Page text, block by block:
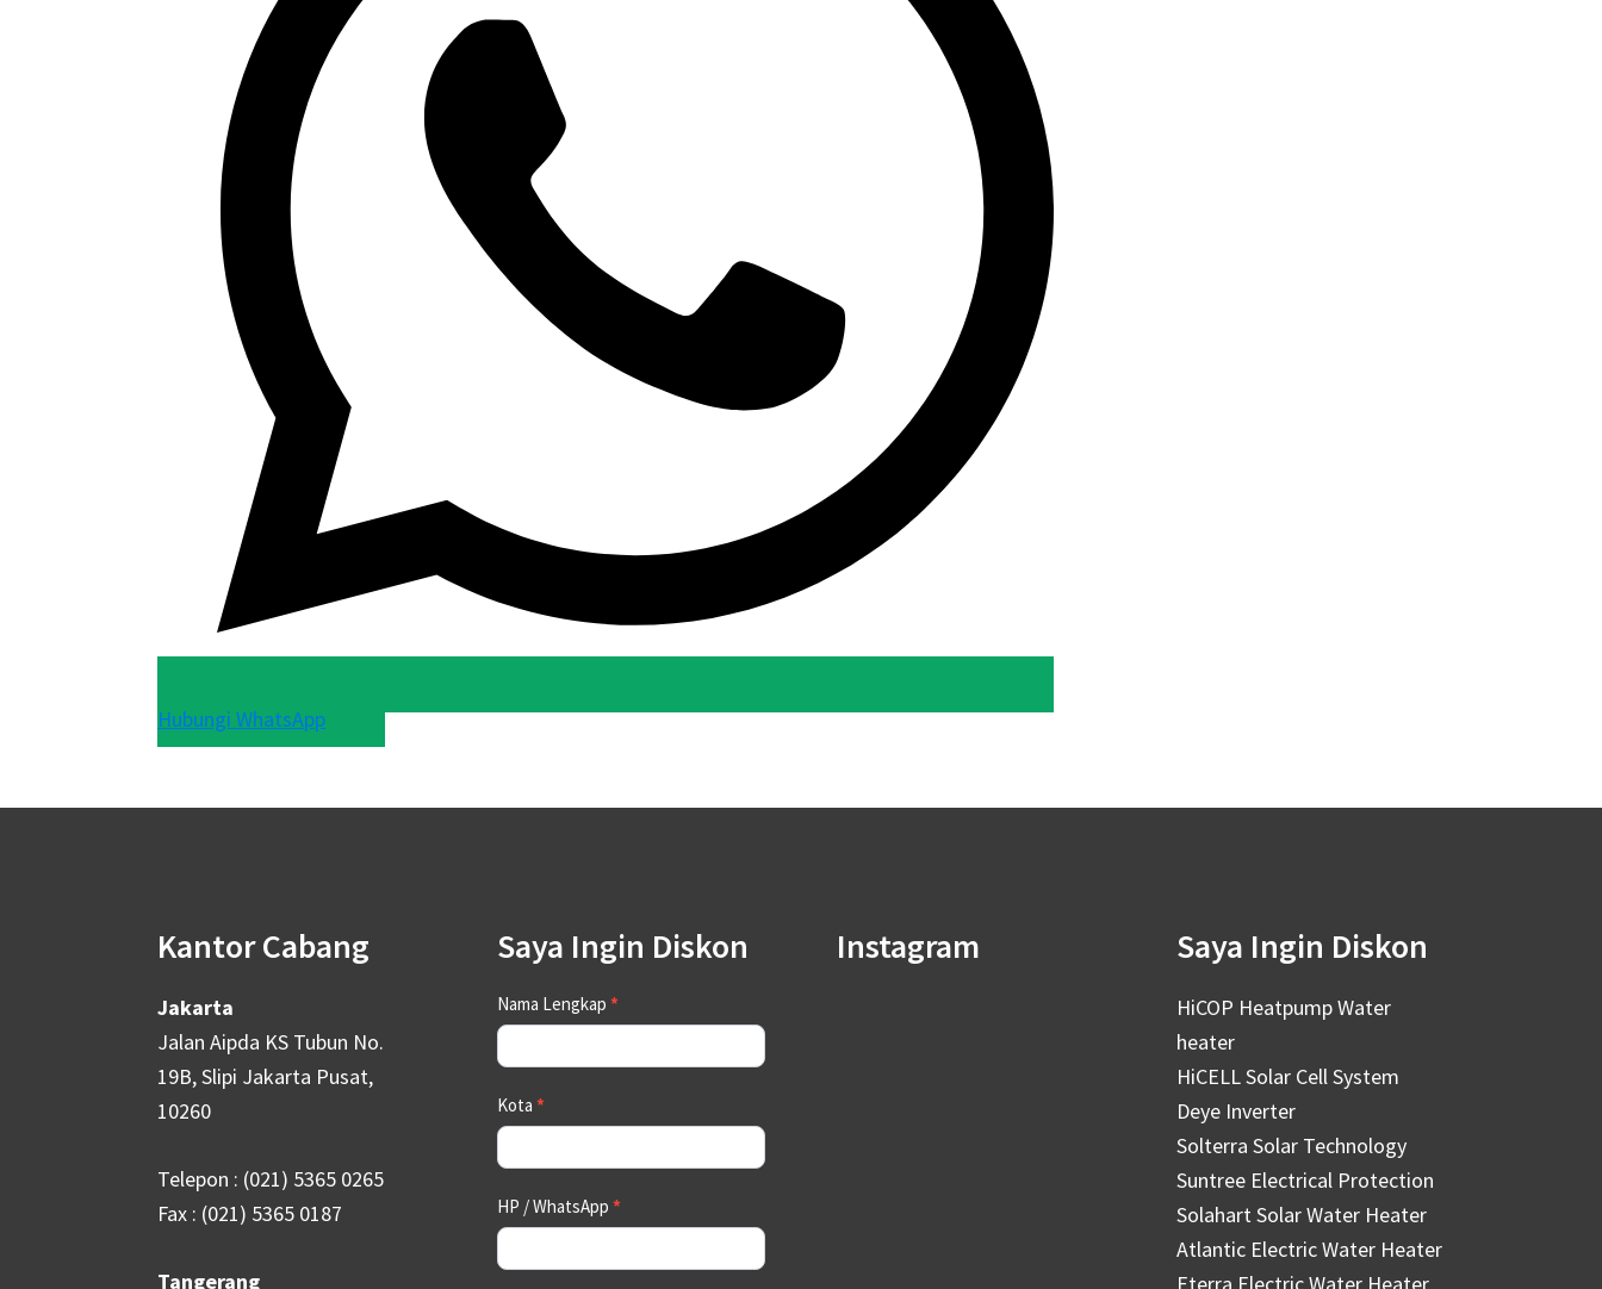
Hubungi WhatsApp
Kantor Cabang
Jakarta
Jalan Aipda KS Tubun No.
19B, Slipi Jakarta Pusat,
10260
Telepon : (021) 5365 0265
Fax : (021) 5365 0187
Tangerang
Saya Ingin Diskon
Contact
Us
Nama Lengkap *
Kota *
HP / WhatsApp *
Instagram Saya Ingin Diskon
HiCOP Heatpump Water
heater
HiCELL Solar Cell System
Deye Inverter
Solterra Solar Technology
Suntree Electrical Protection
Solahart Solar Water Heater
Atlantic Electric Water Heater
Eterra Electric Water Heater